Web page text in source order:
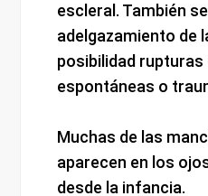
escleral. También
adelgazamiento de
posibilidad rupturas
espontáneas o
Muchas de las
aparecen en los
desde la infancia.